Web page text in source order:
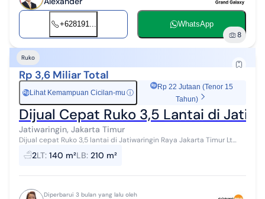
+628191... WhatsApp
8
Ruko
Rp 3,6 Miliar Total
RpLihat Kemampuan Cicilan-mu ⓘ
Rp 22 Jutaan (Tenor 15
Tahun)
Dijual Cepat Ruko 3,5 Lantai di
Jatiwaringin, Jakarta Timur
Dijual cepat Ruko 3,5 lantai di Jatiwaringin Raya Jakarta Timur Lt
140m Lb 210m 12 x 5m ukuran bangunan per lantai 3,5 lantai Km 3
Parkir muat 6 ...
2LT: 140 m²LB: 210 m²
Diperbarui 3 bulan yang lalu oleh